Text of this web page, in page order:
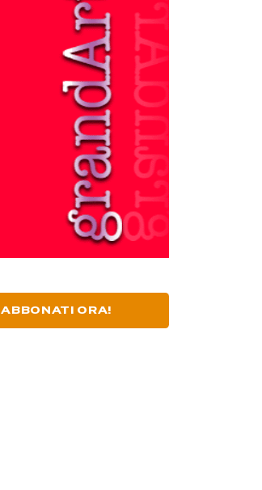
ABBONATI ORA!